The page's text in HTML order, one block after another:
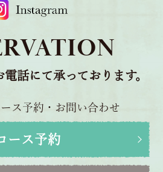
話にて承っております。
ス予約・お問い合わせ
ース予約